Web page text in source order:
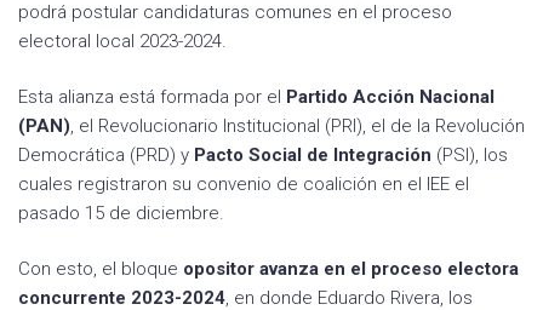
podrá postular candidaturas comunes en el proceso
electoral local 2023-2024.
Esta alianza está formada por el Partido Acción Nacional
(PAN), el Revolucionario Institucional (PRI), el de la Revolución
Democrática (PRD) y Pacto Social de Integración (PSI), los
cuales registraron su convenio de coalición en el IEE el
pasado 15 de diciembre.
Con esto, el bloque opositor avanza en el proceso electora
concurrente 2023-2024 , en donde Eduardo Rivera, los